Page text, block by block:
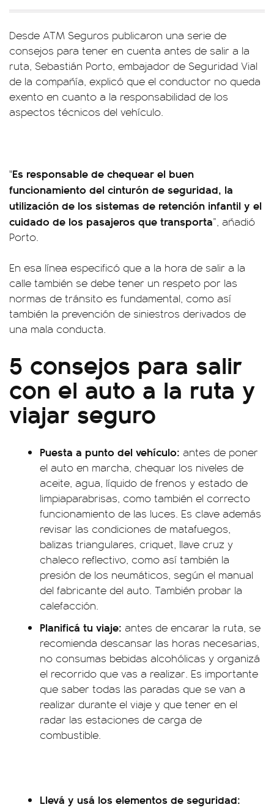
Desde ATM Seguros publicaron una serie de
consejos para tener en cuenta antes de salir a la
ruta, Sebastián Porto, embajador de Seguridad Vial
de la compañía, explicó que el conductor no queda
exento en cuanto a la responsabilidad de los
aspectos técnicos del vehículo.
"Es responsable de chequear el buen
funcionamiento del cinturón de seguridad, la
utilización de los sistemas de retención infantil y el
cuidado de los pasajeros que transporta”, añadió
Porto.
En esa línea especificó que a la hora de salir a la
calle también se debe tener un respeto por las
normas de tránsito es fundamental, como así
también la prevención de siniestros derivados de
una mala conducta.
5 consejos para salir
con el auto a la ruta y
viajar seguro
Puesta a punto del vehículo: antes de poner
el auto en marcha, chequar los niveles de
aceite, agua, líquido de frenos y estado de
limpiaparabrisas, como también el correcto
funcionamiento de las luces. Es clave además
revisar las condiciones de matafuegos,
balizas triangulares, criquet, llave cruz y
chaleco reflectivo, como así también la
presión de los neumáticos, según el manual
del fabricante del auto. También probar la
calefacción.
Planificá tu viaje: antes de encarar la ruta, se
recomienda descansar las horas necesarias,
no consumas bebidas alcohólicas y organizá
el recorrido que vas a realizar. Es importante
que saber todas las paradas que se van a
realizar durante el viaje y que tener en el
radar las estaciones de carga de
combustible.
Llevá y usá los elementos de seguridad: